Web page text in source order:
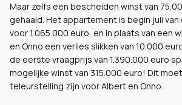
Maar zelfs een bescheiden winst van
gehaald. Het appartement is begin juli
voor 1.065.000 euro, en in plaats van een
en Onno een verlies slikken van 10.000
de eerste vraagprijs van 1.390.000 euro
mogelijke winst van 315.000 euro! Dit
teleurstelling zijn voor Albert en Onno.